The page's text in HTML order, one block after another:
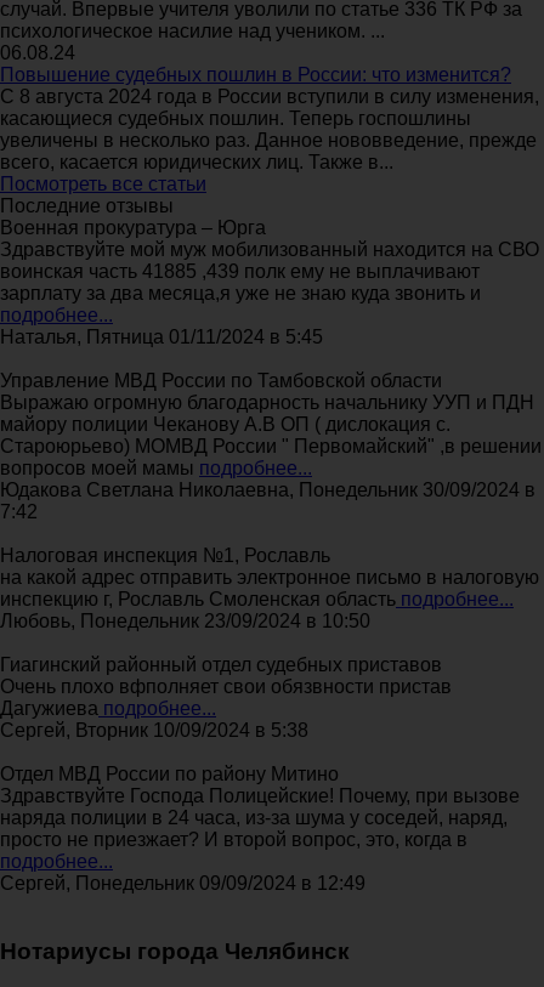
случай. Впервые учителя уволили по статье 336 ТК РФ за
психологическое насилие над учеником. ...
06.08.24
Повышение судебных пошлин в России: что изменится?
С 8 августа 2024 года в России вступили в силу изменения,
касающиеся судебных пошлин. Теперь госпошлины
увеличены в несколько раз. Данное нововведение, прежде
всего, касается юридических лиц. Также в...
Посмотреть все статьи
Последние отзывы
Военная прокуратура – Юрга
Здравствуйте мой муж мобилизованный находится на СВО
воинская часть 41885 ,439 полк ему не выплачивают
зарплату за два месяца,я уже не знаю куда звонить и
подробнее...
Наталья, Пятница 01/11/2024 в 5:45
Управление МВД России по Тамбовской области
Выражаю огромную благодарность начальнику УУП и ПДН
майору полиции Чеканову А.В ОП ( дислокация с.
Староюрьево) МОМВД России " Первомайский" ,в решении
вопросов моей мамы подробнее...
Юдакова Светлана Николаевна, Понедельник 30/09/2024 в
7:42
Налоговая инспекция №1, Рославль
на какой адрес отправить электронное письмо в налоговую
инспекцию г, Рославль Смоленская область подробнее...
Любовь, Понедельник 23/09/2024 в 10:50
Гиагинский районный отдел судебных приставов
Очень плохо вфполняет свои обязвности пристав
Дагужиева подробнее...
Сергей, Вторник 10/09/2024 в 5:38
Отдел МВД России по району Митино
Здравствуйте Господа Полицейские! Почему, при вызове
наряда полиции в 24 часа, из-за шума у соседей, наряд,
просто не приезжает? И второй вопрос, это, когда в
подробнее...
Сергей, Понедельник 09/09/2024 в 12:49
Нотариусы города Челябинск